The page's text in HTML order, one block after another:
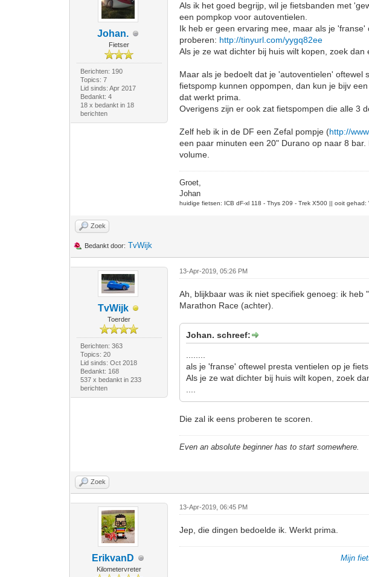
Johan.
Fietser
Berichten: 190
Topics: 7
Lid sinds: Apr 2017
Bedankt: 4
18 x bedankt in 18
berichten
Als ik het goed begrijp, wil je fietsbanden met
een pompkop voor autoventielen.
Ik heb er geen ervaring mee, maar als je
proberen: http://tinyurl.com/yygq82ee
Als je ze wat dichter bij huis wilt kopen, zoek
Maar als je bedoelt dat je 'autoventielen'
fietspomp kunnen oppompen, dan kun je bijv
dat werkt prima.
Overigens zijn er ook zat fietspompen die alle 3
Zelf heb ik in de DF een Zefal pompje (http://
een paar minuten een 20" Durano op naar 8
volume.
Groet,
Johan
huidige fietsen: ICB dF-xl 118 - Thys 209 - Trek X500 || ooit
Zoek
Bedankt door: TvWijk
TvWijk
Toerder
Berichten: 363
Topics: 20
Lid sinds: Oct 2018
Bedankt: 168
537 x bedankt in 233
berichten
13-Apr-2019, 05:26 PM
Ah, blijkbaar was ik niet specifiek genoeg: ik
Marathon Race (achter).
Johan. schreef:
als je 'franse' oftewel presta ventielen op je
Als je ze wat dichter bij huis wilt kopen, zoek
Die zal ik eens proberen te scoren.
Even an absolute beginner has to start somewhere.
Zoek
ErikvanD
Kilometervreter
13-Apr-2019, 06:45 PM
Jep, die dingen bedoelde ik. Werkt prima.
Mijn